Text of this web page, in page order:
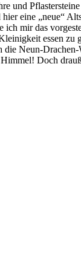
und
eine „neue“
ich mir das
essen zu
Neun-Drachen-
Doch